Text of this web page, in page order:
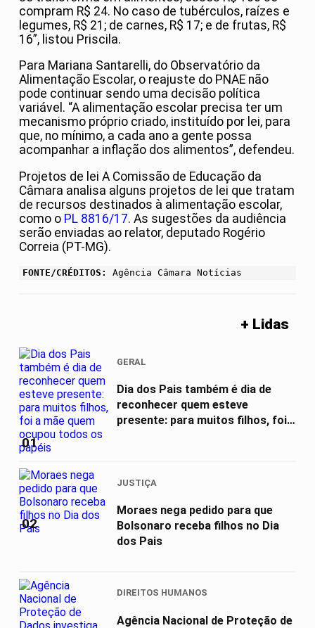
compram R$ 24. No caso de tubérculos, raízes e
legumes, R$ 21; de carnes, R$ 17; e de frutas, R$
16”, listou Priscila.
Para Mariana Santarelli, do Observatório da
Alimentação Escolar, o reajuste do PNAE não
pode continuar sendo uma decisão política
variável. “A alimentação escolar precisa ter um
mecanismo próprio criado, instituído por lei, para
que, no mínimo, a cada ano a gente possa
acompanhar a inflação dos alimentos”, defendeu.
Projetos de lei A Comissão de Educação da
Câmara analisa alguns projetos de lei que tratam
de recursos destinados à alimentação escolar,
como o PL 8816/17. As sugestões da audiência
serão enviadas ao relator, deputado Rogério
Correia (PT-MG).
FONTE/CRÉDITOS: Agência Câmara Notícias
+ Lidas
01
GERAL
Dia dos Pais também é dia de
reconhecer quem esteve
presente: para muitos filhos, foi a
02
JUSTIÇA
Moraes nega pedido para que
Bolsonaro receba filhos no Dia
dos Pais
DIREITOS HUMANOS
Agência Nacional de Proteção de